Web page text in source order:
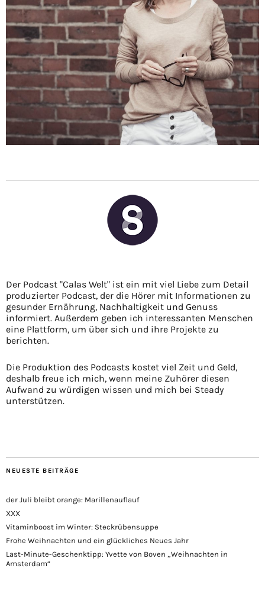
Der Podcast "Calas Welt" ist ein mit viel Liebe zum Detail
produzierter Podcast, der die Hörer mit Informationen zu
gesunder Ernährung, Nachhaltigkeit und Genuss
informiert. Außerdem geben ich interessanten Menschen
eine Plattform, um über sich und ihre Projekte zu
berichten.
Die Produktion des Podcasts kostet viel Zeit und Geld,
deshalb freue ich mich, wenn meine Zuhörer diesen
Aufwand zu würdigen wissen und mich bei Steady
unterstützen.
NEUESTE BEITRÄGE
der Juli bleibt orange: Marillenauflauf
XXX
Vitaminboost im Winter: Steckrübensuppe
Frohe Weihnachten und ein glückliches Neues Jahr
Last-Minute-Geschenktipp: Yvette von Boven „Weihnachten in
Amsterdam“